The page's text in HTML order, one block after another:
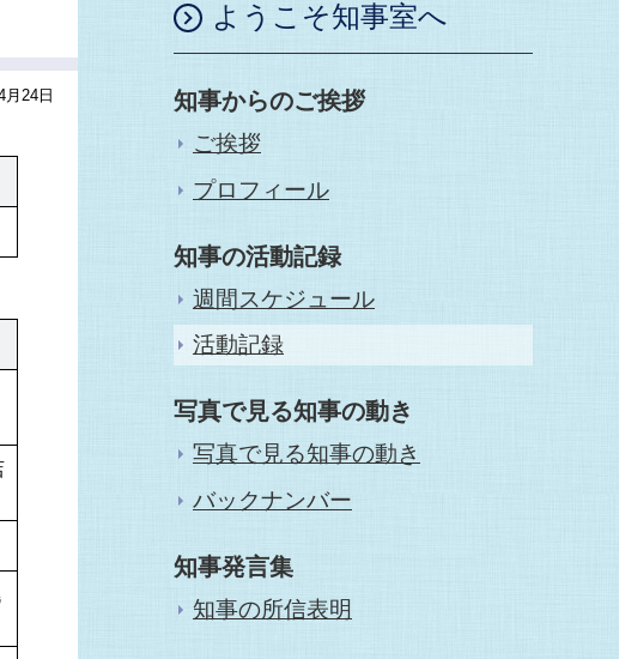
月24日
ようこそ知事室へ
知事からのご挨拶
ご挨拶
プロフィール
知事の活動記録
週間スケジュール
活動記録
写真で見る知事の動き
写真で見る知事の動き
バックナンバー
知事発言集
知事の所信表明